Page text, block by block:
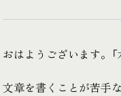
おはようございます。
文章を書くことが苦手